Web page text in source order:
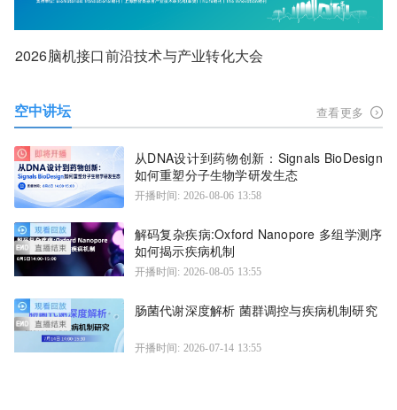
2026脑机接口前沿技术与产业转化大会
空中讲坛 查看更多
从DNA设计到药物创新：Signals BioDesign
如何重塑分子生物学研发生态
开播时间: 2026-08-06 13:58
解码复杂疾病:Oxford Nanopore 多组学测序
如何揭示疾病机制
开播时间: 2026-08-05 13:55
肠菌代谢深度解析 菌群调控与疾病机制研究
开播时间: 2026-07-14 13:55